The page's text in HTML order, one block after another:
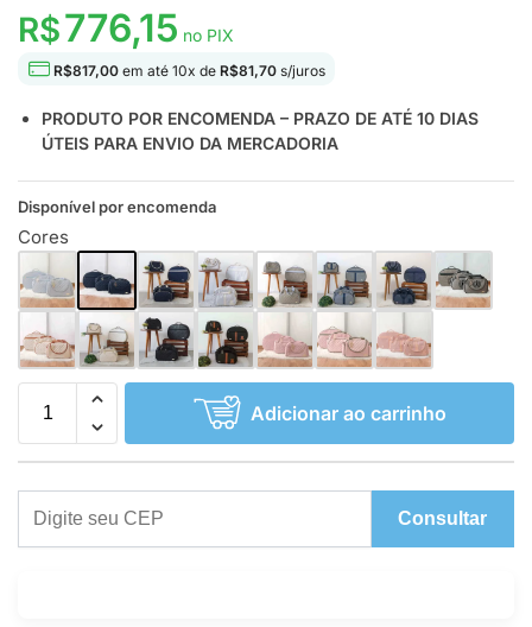
R$776,15 no PIX
R$817,00 em até 10x de R$81,70 s/juros
PRODUTO POR ENCOMENDA – PRAZO DE ATÉ 10 DIAS
ÚTEIS PARA ENVIO DA MERCADORIA
Disponível por encomenda
Cores
Adicionar ao carrinho
Consultar